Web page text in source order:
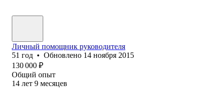
Личный помощник руководителя
51 год • Обновлено 14 ноября 2015
130 000 ₽
Общий опыт
14 лет 9 месяцев